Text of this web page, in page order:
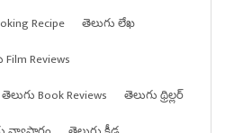
Recipe
తెలుగు లేఖ
Film Reviews
తెలుగు Book Reviews
తెలుగు థ్రిల్లర్